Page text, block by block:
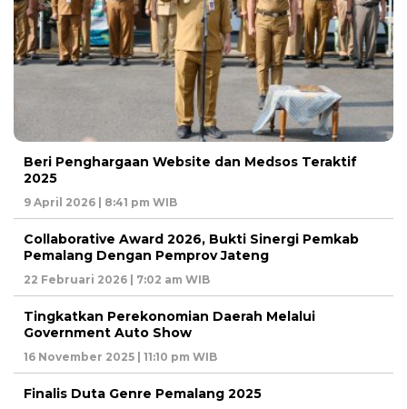
Beri Penghargaan Website dan Medsos Teraktif
2025
9 April 2026 | 8:41 pm WIB
Collaborative Award 2026, Bukti Sinergi Pemkab
Pemalang Dengan Pemprov Jateng
22 Februari 2026 | 7:02 am WIB
Tingkatkan Perekonomian Daerah Melalui
Government Auto Show
16 November 2025 | 11:10 pm WIB
Finalis Duta Genre Pemalang 2025